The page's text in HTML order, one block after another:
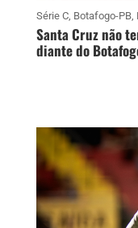
Série C, Botafogo-PB,
Santa Cruz não
diante do